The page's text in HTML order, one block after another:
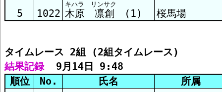
5 1022
キハラ リンサク
木原 凛創 (1) 桜馬場
タイムレース 2組 (2組タイムレース)
結果記録
  9月14日 9:48
順位
No. 氏名 所属